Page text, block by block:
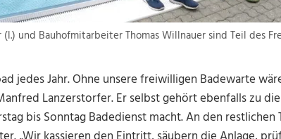
und Bauhofmitarbeiter Thomas Willnauer sind Teil des
jedes Jahr. Ohne unsere freiwilligen Badewarte
Lanzerstorfer. Er selbst gehört ebenfalls zu
bis Sonntag Badedienst macht. An den restlichen